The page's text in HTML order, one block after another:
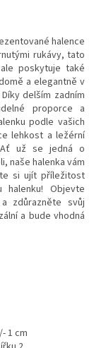
halence
rukávy, tato
poskytuje také
a elegantně v
delším zadním
proporce a
podle vašich
lehkost a ležérní
Ať už se jedná o
naše halenka vám
si ujít příležitost
Objevte
zdůrazněte svůj
a bude vhodná
1 cm